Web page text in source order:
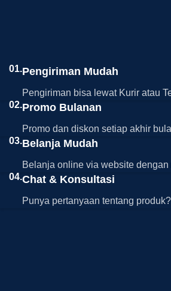
01.Pengiriman Mudah
Pengiriman bisa lewat Kurir atau
02.Promo Bulanan
Promo dan diskon setiap akhir
03.Belanja Mudah
Belanja online via website dengan
04.Chat & Konsultasi
Punya pertanyaan tentang